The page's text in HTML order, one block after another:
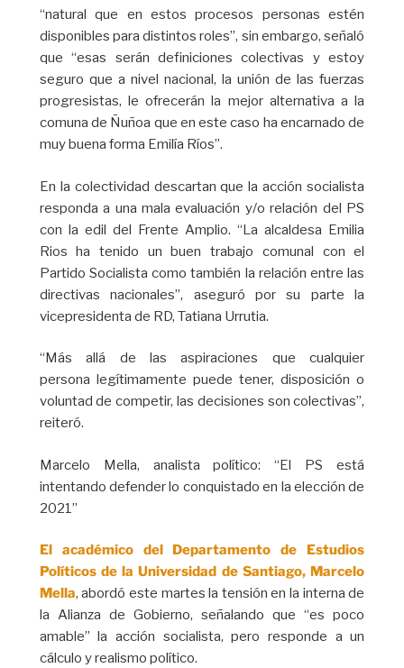
“natural que en estos procesos personas estén
disponibles para distintos roles”, sin embargo, señaló
que “esas serán definiciones colectivas y estoy
seguro que a nivel nacional, la unión de las fuerzas
progresistas, le ofrecerán la mejor alternativa a la
comuna de Ñuñoa que en este caso ha encarnado de
muy buena forma Emilía Ríos”.
En la colectividad descartan que la acción socialista
responda a una mala evaluación y/o relación del PS
con la edil del Frente Amplio. “La alcaldesa Emilia
Rios ha tenido un buen trabajo comunal con el
Partido Socialista como también la relación entre las
directivas nacionales”, aseguró por su parte la
vicepresidenta de RD, Tatiana Urrutia.
“Más allá de las aspiraciones que cualquier
persona legítimamente puede tener, disposición o
voluntad de competir, las decisiones son colectivas”,
reiteró.
Marcelo Mella, analista político: “El PS está
intentando defender lo conquistado en la elección de
2021”
El académico del Departamento de Estudios
Políticos de la Universidad de Santiago, Marcelo
Mella, abordó este martes la tensión en la interna de
la Alianza de Gobierno, señalando que “es poco
amable” la acción socialista, pero responde a un
cálculo y realismo político.